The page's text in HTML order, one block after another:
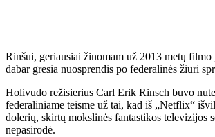
Rinšui, geriausiai žinomam už 2013 metų filmo
dabar gresia nuosprendis po federalinės žiuri
Holivudo režisierius Carl Erik Rinsch buvo
federaliniame teisme už tai, kad iš „Netflix“
dolerių, skirtų mokslinės fantastikos televizijos
nepasirodė.